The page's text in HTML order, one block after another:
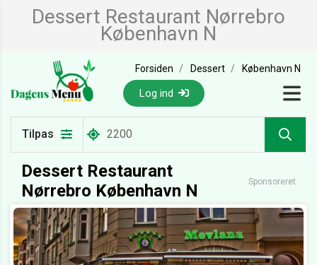
Dessert Restaurant Nørrebro
København N
Forsiden Dessert København N
Log ind
Tilpas
Dessert Restaurant
Nørrebro København N
Sponsoreret